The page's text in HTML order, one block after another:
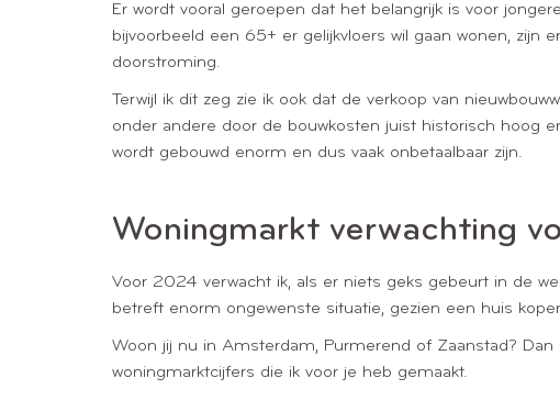
Er wordt vooral geroepen dat het belangrijk is voor
bijvoorbeeld een 65+ er gelijkvloers wil gaan wonen, zijn
doorstroming.
Terwijl ik dit zeg zie ik ook dat de verkoop van
onder andere door de bouwkosten juist historisch hoog
wordt gebouwd enorm en dus vaak onbetaalbaar zijn.
Woningmarkt verwachting
Voor 2024 verwacht ik, als er niets geks gebeurt in de
betreft enorm ongewenste situatie, gezien een huis
Woon jij nu in Amsterdam, Purmerend of Zaanstad?
woningmarktcijfers die ik voor je heb gemaakt.